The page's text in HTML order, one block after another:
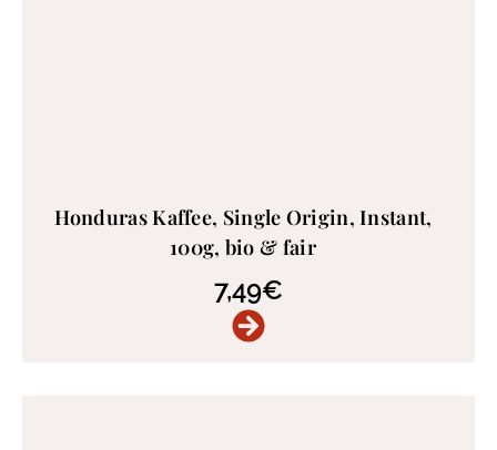
Honduras Kaffee, Single Origin, Instant,
100g, bio & fair
7,49€